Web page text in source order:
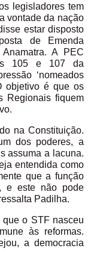
legisladores tem
vontade da nação
estar disposto
de Emenda
A PEC
105 e 107 da
‘nomeados
objetivo é que os
Regionais fiquem
na Constituição.
dos poderes, a
assuma a lacuna.
entendida como
que a função
e este não pode
Padilha.
o STF nasceu
às reformas.
a democracia